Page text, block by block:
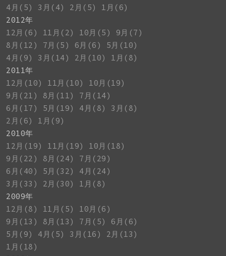
4月(5)
3月(4) 2月(5)
1月(6)
2012年
12月(6)
11月(2) 10月(5)
9月(7)
8月(12)
7月(5) 6月(6)
5月(10)
4月(9)
3月(14) 2月(10)
1月(8)
2011年
12月(10)
11月(10)
10月(19)
9月(21)
8月(11)
7月(14)
6月(17)
5月(19) 4月(8)
3月(8)
2月(6)
1月(9)
2010年
12月(19)
11月(19)
10月(18)
9月(22)
8月(24)
7月(29)
6月(40)
5月(32)
4月(24)
3月(33)
2月(30)
1月(8)
2009年
12月(8)
11月(5)
10月(6)
9月(13)
8月(13) 7月(5)
6月(6)
5月(9)
4月(5) 3月(16)
2月(13)
1月(18)